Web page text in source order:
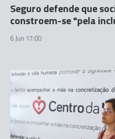
Seguro defende que
constroem-se "pela
6 Jun 17:00